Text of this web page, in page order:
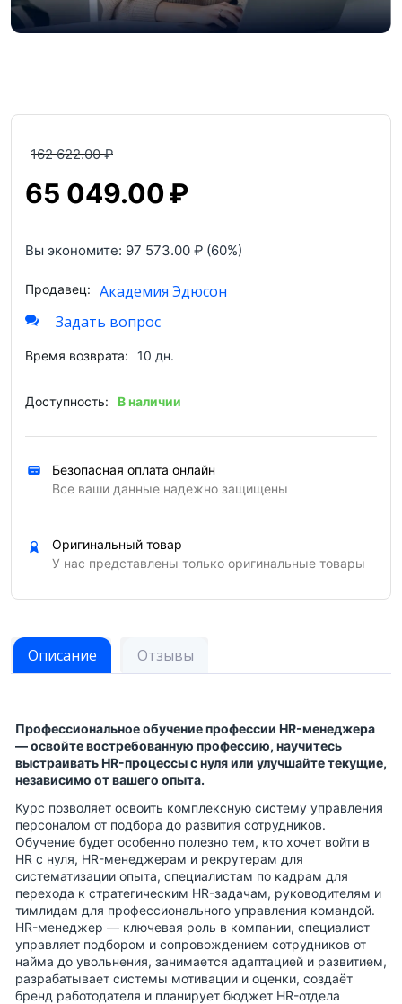
162 622.00 ₽
65 049.00₽
Вы экономите: 97 573.00 ₽ (60%)
Продавец:
Академия Эдюсон
Задать вопрос
Время возврата: 10 дн.
Доступность: В наличии
Безопасная оплата онлайн
Все ваши данные надежно защищены
Оригинальный товар
У нас представлены только оригинальные товары
Описание Отзывы
Профессиональное обучение профессии HR-менеджера
— освойте востребованную профессию, научитесь
выстраивать HR-процессы с нуля или улучшайте текущие,
независимо от вашего опыта.
Курс позволяет освоить комплексную систему управления
персоналом от подбора до развития сотрудников.
Обучение будет особенно полезно тем, кто хочет войти в
HR с нуля, HR-менеджерам и рекрутерам для
систематизации опыта, специалистам по кадрам для
перехода к стратегическим HR-задачам, руководителям и
тимлидам для профессионального управления командой.
HR-менеджер — ключевая роль в компании, специалист
управляет подбором и сопровождением сотрудников от
найма до увольнения, занимается адаптацией и развитием,
разрабатывает системы мотивации и оценки, создаёт
бренд работодателя и планирует бюджет HR-отдела